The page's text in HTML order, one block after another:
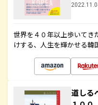
世界を４０年以上歩いてき
けする、人生を輝かせる韓
道しる